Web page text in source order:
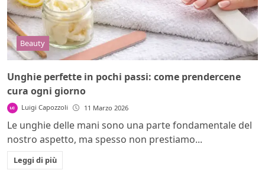
Beauty
Unghie perfette in pochi passi: come prendercene
cura ogni giorno
Luigi Capozzoli 11 Marzo 2026
Le unghie delle mani sono una parte fondamentale del
nostro aspetto, ma spesso non prestiamo...
Leggi di più